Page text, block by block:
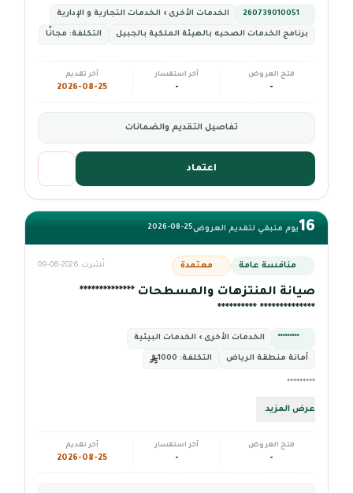
260739010051 الخدمات الأخرى › الخدمات التجارية و الإدارية
برنامج الخدمات الصحيه بالهيئة الملكية بالجبيل التكلفة: مجانًا
فتح العروض
-
آخر استفسار
-
آخر تقديم
2026-08-25
تفاصيل التقديم والضمانات
اعتماد
16يوم متبقي لتقديم العروض2026-08-25
منافسة عامة معتمدة نُشرت 2026-08-09
صيانة المنتزهات والمسطحات **************
************** **********
********* الخدمات الأخرى › الخدمات البيئية
أمانة منطقة الرياض التكلفة:
*********
عرض المزيد
فتح العروض
-
آخر استفسار
-
آخر تقديم
2026-08-25